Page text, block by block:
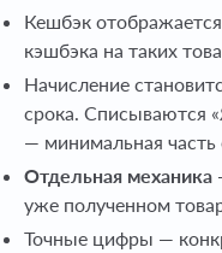
Кешбэк
кэшбэка на таких
Начисление
срока. Списываются
— минимальная часть
Отдельная механика
уже полученном
Точные цифры —